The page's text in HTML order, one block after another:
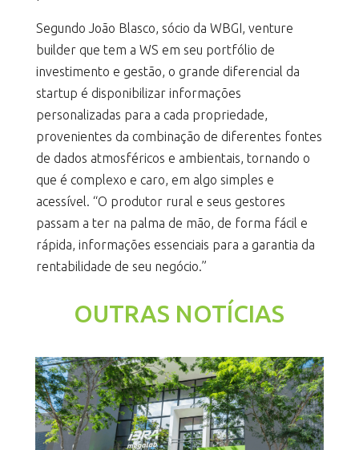
Segundo João Blasco, sócio da WBGI, venture
builder que tem a WS em seu portfólio de
investimento e gestão, o grande diferencial da
startup é disponibilizar informações
personalizadas para a cada propriedade,
provenientes da combinação de diferentes fontes
de dados atmosféricos e ambientais, tornando o
que é complexo e caro, em algo simples e
acessível. “O produtor rural e seus gestores
passam a ter na palma de mão, de forma fácil e
rápida, informações essenciais para a garantia da
rentabilidade de seu negócio.”
OUTRAS NOTÍCIAS